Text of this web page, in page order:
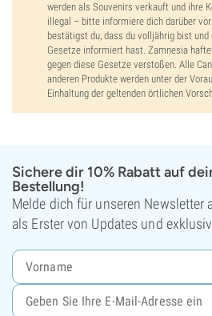
werden als Souvenirs verkauft und ihre
illegal – bitte informiere dich darüber
bestätigst du, dass du volljährig bist
Gesetze informiert hast. Zamnesia
gegen diese Gesetze verstoßen. Alle
anderen Produkte werden unter der
Einhaltung der geltenden örtlichen
Sichere dir 10% Rabatt auf
Bestellung!
Melde dich für unseren Newsletter
als Erster von Updates und